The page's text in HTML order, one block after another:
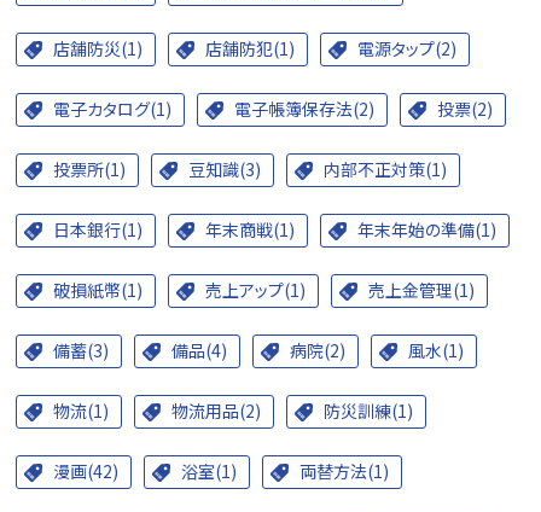
店舗防災(1) 店舗防犯(1) 電源タップ(2)
電子カタログ(1) 電子帳簿保存法(2) 投票(2)
投票所(1) 豆知識(3) 内部不正対策(1)
日本銀行(1) 年末商戦(1) 年末年始の準備(1)
破損紙幣(1) 売上アップ(1) 売上金管理(1)
備蓄(3) 備品(4) 病院(2) 風水(1)
物流(1) 物流用品(2) 防災訓練(1)
漫画(42) 浴室(1) 両替方法(1)